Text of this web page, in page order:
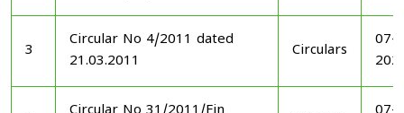
3
Circular No 4/2011 dated
21.03.2011
Circulars
07-